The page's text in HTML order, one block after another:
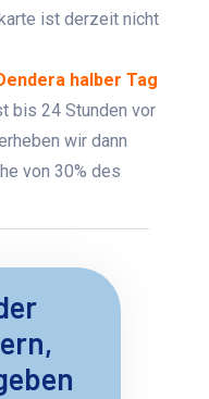
ist derzeit nicht
halber Tag
bis 24 Stunden vor
wir dann
von 30% des